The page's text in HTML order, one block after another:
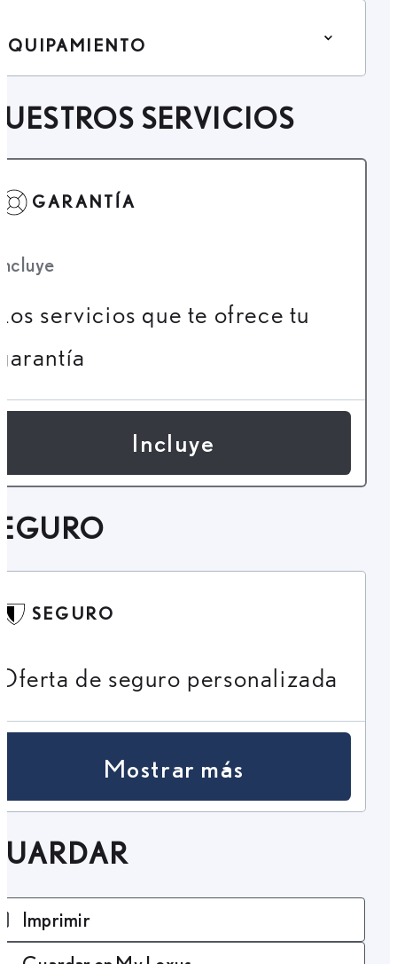
SERVICIOS
GARANTÍA
servicios que te ofrece tu
Incluye
SEGURO
de seguro personalizada
Mostrar más
Imprimir